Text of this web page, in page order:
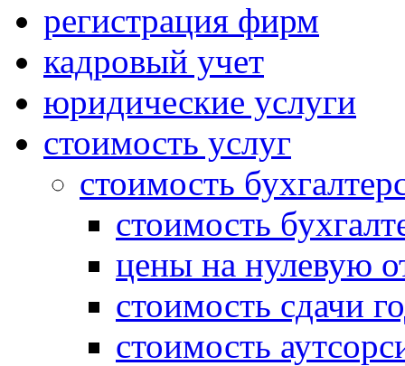
регистрация фирм
кадровый учет
юридические услуги
стоимость услуг
стоимость
стоимость
цены на нулевую
стоимость сдачи
стоимость